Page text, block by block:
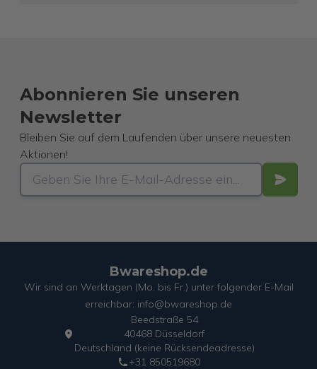
Abonnieren Sie unseren
Newsletter
Bleiben Sie auf dem Laufenden über unsere neuesten
Aktionen!
Bwareshop.de
Wir sind an Werktagen (Mo. bis Fr.) unter folgender E-Mail
erreichbar: info@bwareshop.de
Beedstraße 54
40468 Düsseldorf
Deutschland (keine Rücksendeadresse)
+31 850519680